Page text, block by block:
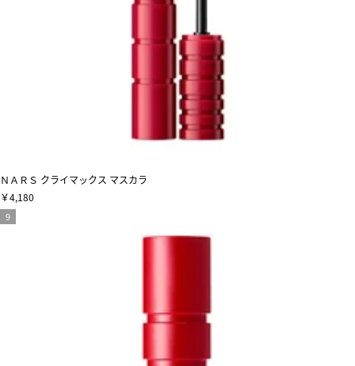
ＮＡＲＳ クライマックス マスカラ
￥4,180